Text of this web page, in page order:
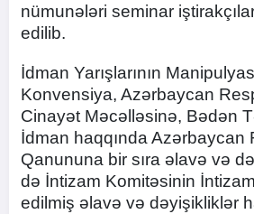
nümunələri seminar
edilib.
İdman Yarışlarının
Konvensiya, Azərbaycan
Cinayət Məcəlləsinə, Bədən
İdman haqqında Azərbaycan
Qanununa bir sıra əlavə və
də İntizam Komitəsinin
edilmiş əlavə və dəyişikliklər